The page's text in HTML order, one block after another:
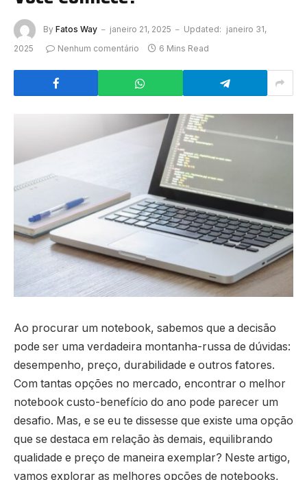
By Fatos Way janeiro 21, 2025 Updated: janeiro 31,
2025
Nenhum comentário 6 Mins Read
Ao procurar um notebook, sabemos que a decisão
pode ser uma verdadeira montanha-russa de dúvidas:
desempenho, preço, durabilidade e outros fatores.
Com tantas opções no mercado, encontrar o melhor
notebook custo-benefício do ano pode parecer um
desafio. Mas, e se eu te dissesse que existe uma opção
que se destaca em relação às demais, equilibrando
qualidade e preço de maneira exemplar? Neste artigo,
vamos explorar as melhores opções de notebooks,